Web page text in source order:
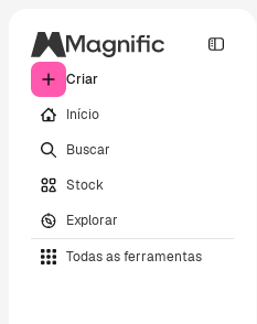
Criar
Início
Buscar
Stock
Explorar
Todas as ferramentas